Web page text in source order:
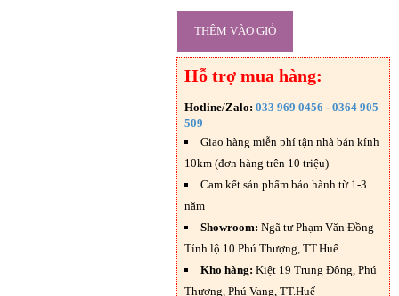
THÊM VÀO GIỎ
Hỗ trợ mua hàng:
Hotline/Zalo:033 969 0456-0364 905
509
Giao hàng miễn phí tận nhà bán kính
10km (đơn hàng trên 10 triệu)
Cam kết sản phẩm bảo hành từ 1-3
năm
Showroom:Ngã tư Phạm Văn Đồng-
Tỉnh lộ 10 Phú Thượng, TT.Huế.
Kho hàng:Kiệt 19 Trung Đông, Phú
Thượng, Phú Vang, TT.Huế